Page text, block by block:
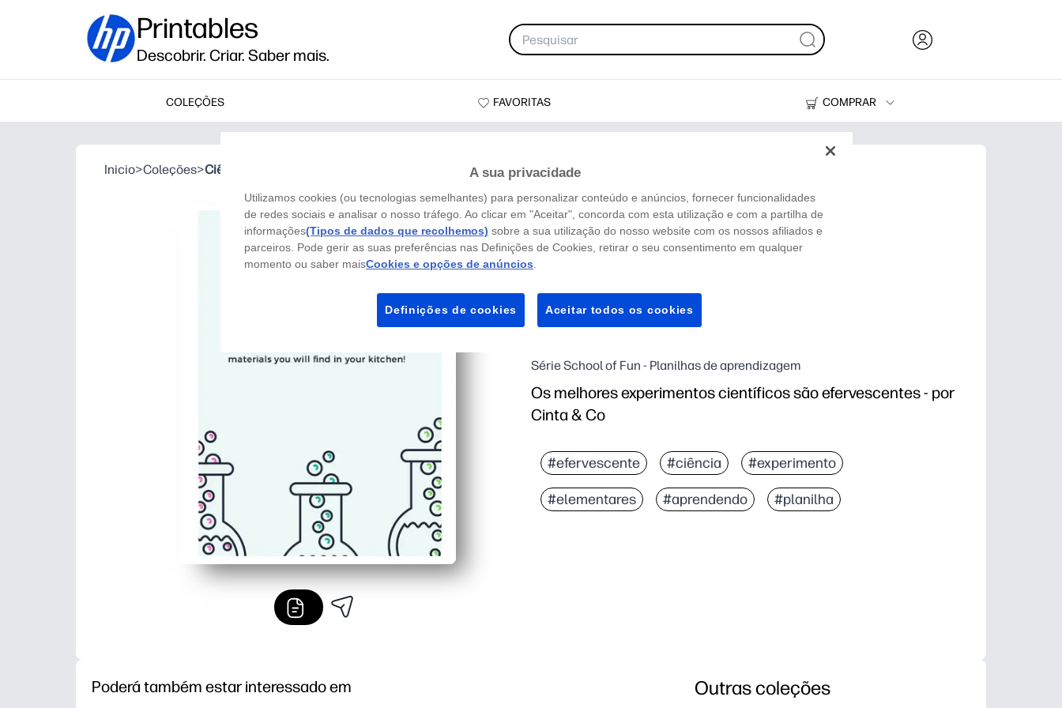
Printables
Descobrir. Criar. Saber mais.
COLEÇÕES FAVORITAS
COMPRAR
Suprimentos
Inicio>Coleções>Ciência Efervescente
Ciência Efervescente
Série School of Fun - Planilhas de aprendizagem
Os melhores experimentos científicos são efervescentes - por
Cinta & Co
#efervescente #ciência #experimento
#elementares #aprendendo #planilha
Poderá também estar interessado em Outras coleções
A sua privacidade
Utilizamos cookies (ou tecnologias semelhantes) para personalizar conteúdo e anúncios, fornecer funcionalidades
de redes sociais e analisar o nosso tráfego. Ao clicar em "Aceitar", concorda com esta utilização e com a partilha de
informações(Tipos de dados que recolhemos) sobre a sua utilização do nosso website com os nossos afiliados e
parceiros. Pode gerir as suas preferências nas Definições de Cookies, retirar o seu consentimento em qualquer
momento ou saber maisCookies e opções de anúncios
Definições de cookies Aceitar todos os cookies